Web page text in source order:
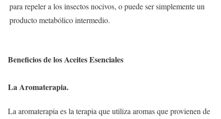
para repeler a los insectos nocivos, o puede ser simplemente un
producto metabólico intermedio.
Beneficios de los Aceites Esenciales
La Aromaterapia.
La aromaterapia es la terapia que utiliza aromas que provienen de